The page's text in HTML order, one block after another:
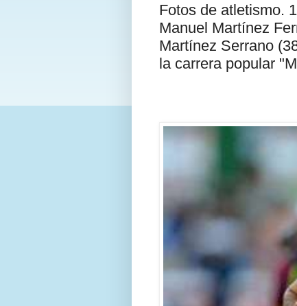
Fotos de atletismo.
Manuel Martínez
Martínez Serrano
la carrera popular